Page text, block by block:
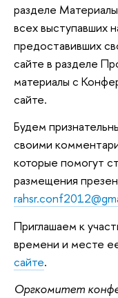
разделе
всех выступавших
предоставивших
сайте в разделе
материалы с
сайте.
Будем
своими
которые помогут
размещения
Приглашаем к
времени и месте
сайте.
Оргкомитет